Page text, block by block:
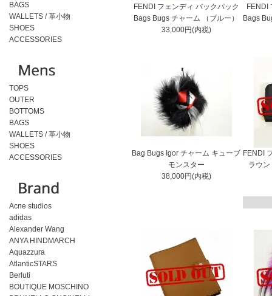
BAGS
WALLETS / 革小物
SHOES
ACCESSORIES
TOPS
OUTER
BOTTOMS
BAGS
WALLETS / 革小物
SHOES
ACCESSORIES
Acne studios
adidas
Alexander Wang
ANYA HINDMARCH
Aquazzura
AtlanticSTARS
Berluti
BOUTIQUE MOSCHINO
FENDI フェンディ バックパック
Bags Bugs チャーム （ブルー）
33,000円(内税)
FENDI
Bags
Bag Bugs Igor チャーム キューブ
モンスター
38,000円(内税)
FENDI
ラウ